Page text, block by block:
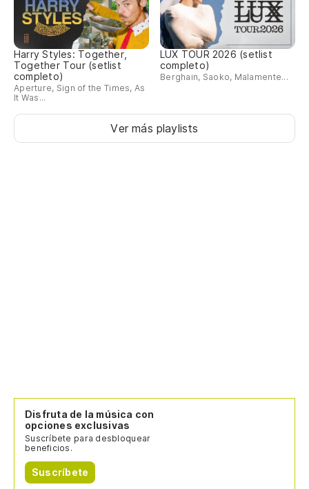
Harry Styles: Together,
Together Tour (setlist
completo)
Aperture, Sign of the Times, As
It Was...
LUX TOUR 2026 (setlist
completo)
Berghain, Saoko, Malamente...
Ver más playlists
Disfruta de la música con
opciones exclusivas
Suscríbete para desbloquear
beneficios.
Suscríbete